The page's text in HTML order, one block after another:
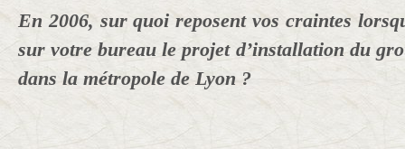
En 2006, sur quoi reposent vos craintes
sur votre bureau le projet d’installation du
dans la métropole de Lyon ?